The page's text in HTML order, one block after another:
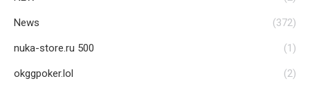
News (372)
nuka-store.ru 500 (1)
okggpoker.lol (2)